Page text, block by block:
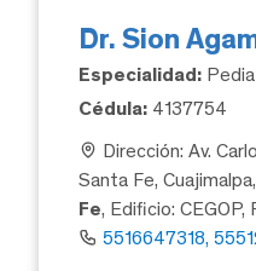
Dr. Sion
Especialidad:
Cédula: 4137754
Dirección: Av.
Santa Fe,
Fe, Edificio:
5516647318,